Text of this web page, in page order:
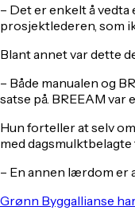
– Det er enkelt å
prosjektlederen, som
Blant annet var dette
– Både manualen og
satse på. BREEAM
Hun forteller at selv
med
– En annen lærdom er
Grønn Byggallianse